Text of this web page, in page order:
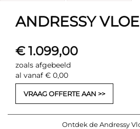
ANDRESSY
€ 1.099,00
zoals afgebeeld
al vanaf € 0,00
VRAAG OFFERTE AAN
Ontdek de Andressy